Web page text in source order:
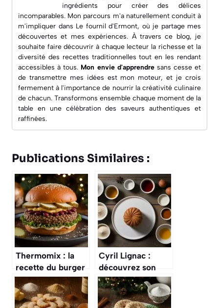
ingrédients pour créer des délices
incomparables. Mon parcours m'a naturellement conduit à
m'impliquer dans Le fournil d'Ermont, où je partage mes
découvertes et mes expériences. À travers ce blog, je
souhaite faire découvrir à chaque lecteur la richesse et la
diversité des recettes traditionnelles tout en les rendant
accessibles à tous. Mon envie d'apprendresans cesse et
de transmettre mes idées est mon moteur, et je crois
fermement à l'importance de nourrir la créativité culinaire
de chacun. Transformons ensemble chaque moment de la
table en une célébration des saveurs authentiques et
raffinées.
Publications Similaires :
Thermomix : la
recette du burger
végétarien ultra
gourmand pour un
repas de Noël
Cyril Lignac :
découvrez son
dessert de Noël
préféré et sa
recette facile à